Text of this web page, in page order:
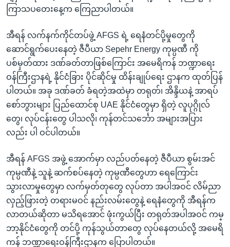
ကျော်ကြာသပတေးနေ့က ကြေညာပါတယ်။
အီရန် လက်နက်ကိုင်တပ်ဖွဲ့ AFGS ရဲ့ ရေနံတင်ပို့မှုတွေကို
ဆောင်ရွက်ပေးနေတဲ့ ဇီပီယာ Sepehr Energy ကုမ္ပဏီ ကို
ပစ်မှတ်ထား ဒဏ်ခတ်တာဖြစ်ကြောင်း အမေရိကန် ဘဏ္ဍာရေး
ဝန်ကြီးဌာနရဲ့ နိုင်ငံခြား ပိုင်ဆိုင်မှု ထိန်းချုပ်ရေး ဌာနက ထုတ်ပြန်
ပါတယ်။ အခု ဒဏ်ခတ် ခံရတဲ့အထဲမှာ တရုတ်၊ အိန္ဒိယနဲ့ အာရပ်
စော်ဘွားများ ပြည်ထောင်စု UAE နိုင်ငံတွေမှာ ရှိတဲ့ လူပုဂ္ဂိုလ်
တွေ၊ လုပ်ငန်းတွေ ပါသလို၊ ကုန်တင်သင်္ဘော အများအပြား
လည်း ပါ ဝင်ပါတယ်။
အီရန် AFGS အဖွဲ့ အောက်မှာ လည်ပတ်နေတဲ့ ဇီပီယာ စွမ်းအင်
ကုမ္ပဏီနဲ့ သူနဲ့ ဆက်စပ်နေတဲ့ ကုမ္ပဏီတွေဟာ ရေကြောင်း
သွားလာမှုတွေမှာ လက်မှတ်တုတွေ လုပ်တာ အပါအဝင် လိမ်ညာ
လှည့်ဖြားတဲ့ တရားမဝင် နည်းလမ်းတွေနဲ့ ရေနံတွေကို အီရန်က
လာတယ်ဆိုတာ မသိရအောင် ဖုံးကွယ်ပြီး တရုတ်အပါအဝင် ကမ္
ဘာ့နိုင်ငံတွေကို တင်ပို့ ကုန်သွယ်တာတွေ လုပ်နေတယ်လို့ အမေရိ
ကန် ဘဏ္ဍာရေးဝန်ကြီးဌာနက ပြောပါတယ်။